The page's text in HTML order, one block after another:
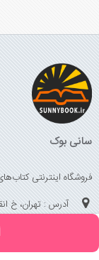
سانی بوک
فروشگاه اینترنتی
آدرس : تهران، خ
تماس حاصل فرمایید)